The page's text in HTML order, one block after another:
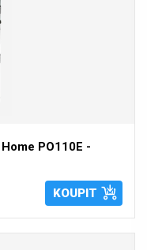
PO110E -
KOUPIT